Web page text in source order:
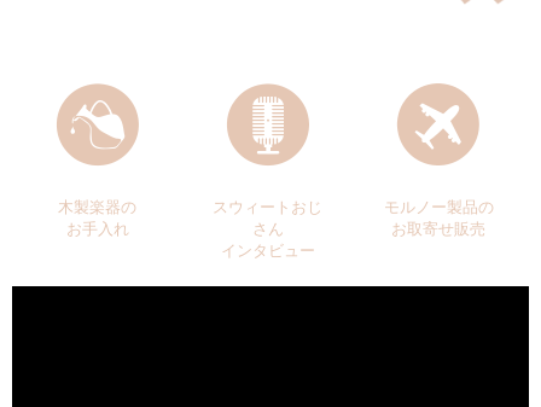
木製楽器の
お手入れ
スウィートおじ
さん
インタビュー
モルノー製品の
お取寄せ販売